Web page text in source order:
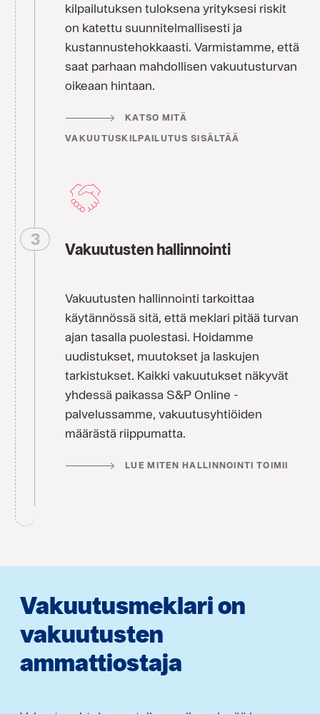
kilpailutuksen tuloksena yrityksesi riskit
on katettu suunnitelmallisesti ja
kustannustehokkaasti. Varmistamme, että
saat parhaan mahdollisen vakuutusturvan
oikeaan hintaan.
KATSO MITÄ
VAKUUTUSKILPAILUTUS SISÄLTÄÄ
Vakuutusten hallinnointi
Vakuutusten hallinnointi tarkoittaa
käytännössä sitä, että meklari pitää turvan
ajan tasalla puolestasi. Hoidamme
uudistukset, muutokset ja laskujen
tarkistukset. Kaikki vakuutukset näkyvät
yhdessä paikassa S&P Online -
palvelussamme, vakuutusyhtiöiden
määrästä riippumatta.
LUE MITEN HALLINNOINTI TOIMII
Vakuutusmeklari on
vakuutusten
ammattiostaja